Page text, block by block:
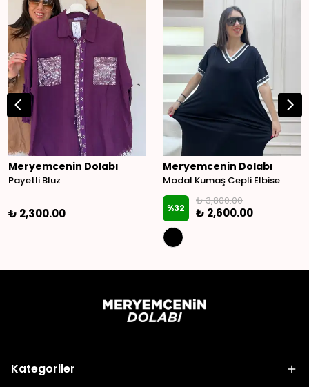
Meryemcenin Dolabı
Payetli Bluz
₺ 2,300.00
Meryemcenin Dolabı
Modal Kumaş Cepli Elbise
%32
₺ 3,800.00
₺ 2,600.00
Kategoriler